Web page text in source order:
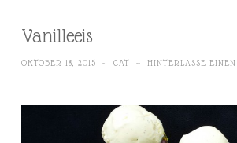
Vanilleeis
OKTOBER 18, 2015 ~ CAT ~ HINTERLASSE